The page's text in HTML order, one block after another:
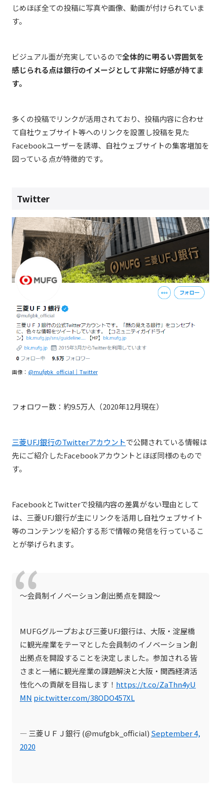
じめほぼ全ての投稿に写真や画像、動画が付けられていま
す。
ビジュアル面が充実しているので全体的に明るい雰囲気を
感じられる点は銀行のイメージとして非常に好感が持てま
す。
多くの投稿でリンクが活用されており、投稿内容に合わせ
て自社ウェブサイト等へのリンクを設置し投稿を見た
Facebookユーザーを誘導、自社ウェブサイトの集客増加を
図っている点が特徴的です。
Twitter
画像： @mufgbk_official｜Twitter
フォロワー数：約9.5万人（2020年12月現在）
三菱UFJ銀行のTwitterアカウントで公開されている情報は
先にご紹介したFacebookアカウントとほぼ同様のもので
す。
FacebookとTwitterで投稿内容の差異がない理由として
は、三菱UFJ銀行が主にリンクを活用し自社ウェブサイト
等のコンテンツを紹介する形で情報の発信を行っているこ
とが挙げられます。
～会員制イノベーション創出拠点を開設～
MUFGグループおよび三菱UFJ銀行は、大阪・淀屋橋
に観光産業をテーマとした会員制のイノベーション創
出拠点を開設することを決定しました。参加される皆
さまと一緒に観光産業の課題解決と大阪・関西経済活
性化への貢献を目指します！ https://t.co/ZaThn4yU
MN pic.twitter.com/38ODO457XL
— 三菱ＵＦＪ銀行 (@mufgbk_official) September 4,
2020